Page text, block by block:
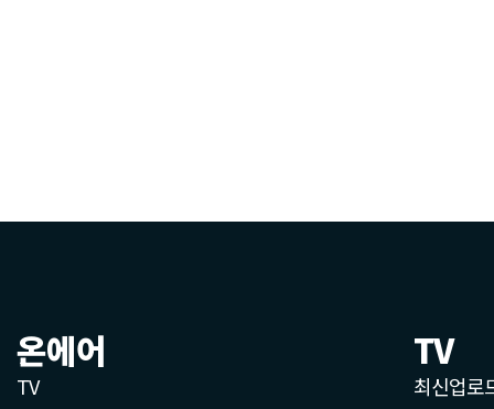
온에어
TV
TV
최신업로